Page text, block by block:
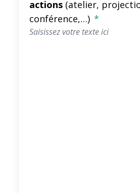
actions (atelier,
conférence,…) *